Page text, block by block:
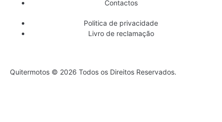
Contactos
Politica de privacidade
Livro de reclamação
Quitermotos © 2026 Todos os Direitos Reservados.